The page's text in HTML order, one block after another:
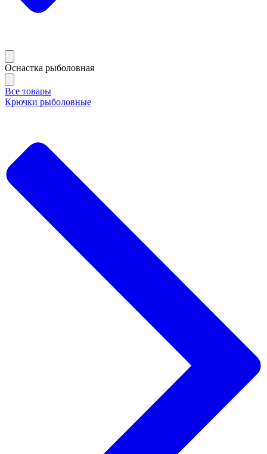
Оснастка рыболовная
Все товары
Крючки рыболовные